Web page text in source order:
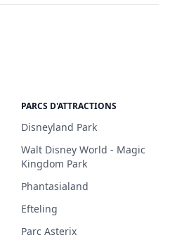
PARCS D'ATTRACTIONS
Disneyland Park
Walt Disney World - Magic
Kingdom Park
Phantasialand
Efteling
Parc Asterix